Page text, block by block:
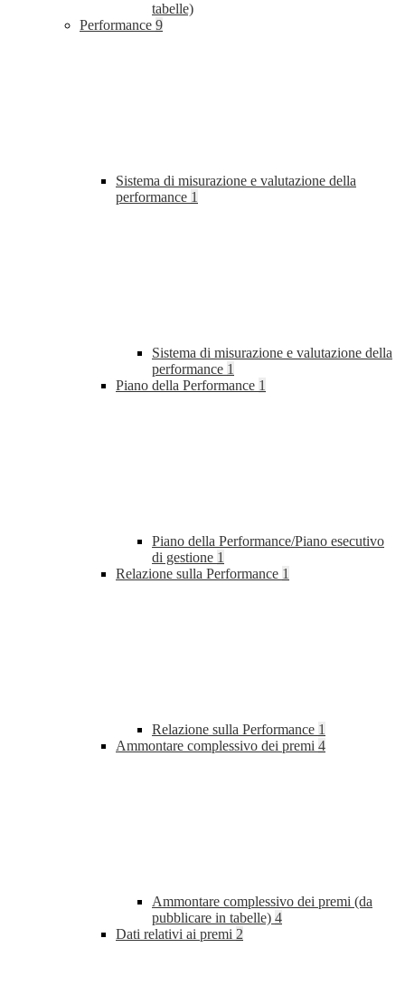
tabelle)
Performance 9
Sistema di misurazione e valutazione della
performance 1
Sistema di misurazione e valutazione della
performance 1
Piano della Performance 1
Piano della Performance/Piano esecutivo
di gestione 1
Relazione sulla Performance 1
Relazione sulla Performance 1
Ammontare complessivo dei premi 4
Ammontare complessivo dei premi (da
pubblicare in tabelle) 4
Dati relativi ai premi 2